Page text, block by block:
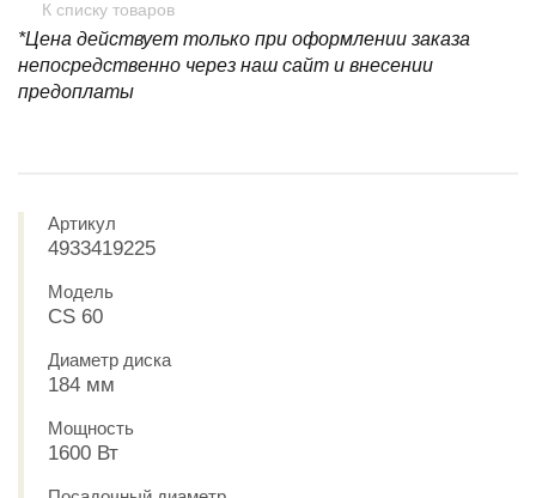
К списку товаров
*Цена действует только при оформлении заказа
непосредственно через наш сайт и внесении
предоплаты
Артикул
4933419225
Модель
CS 60
Диаметр диска
184 мм
Мощность
1600 Вт